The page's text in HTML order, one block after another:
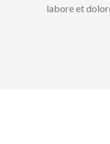
labore et